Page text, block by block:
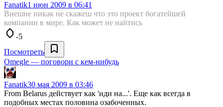
Fanatik1 июн 2009 в 06:41
Внешне никак не скажеш что это проект богатейшей
компании в мире. Как может не найтись
-5
Посмотреть
Omegle — поговори с кем-нибудь
Fanatik30 мая 2009 в 03:46
From Belarus действует как 'иди на...'. Еще как всегда в
подобных местах половина озабоченных.